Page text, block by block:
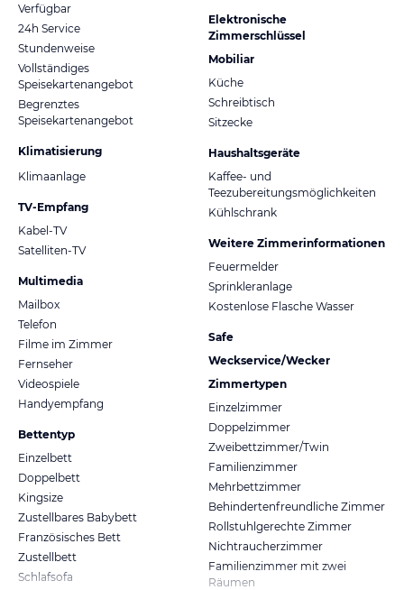
Verfügbar
24h Service
Stundenweise
Vollständiges
Speisekartenangebot
Begrenztes
Speisekartenangebot
Klimatisierung
Klimaanlage
TV-Empfang
Kabel-TV
Satelliten-TV
Multimedia
Mailbox
Telefon
Filme im Zimmer
Fernseher
Videospiele
Handyempfang
Bettentyp
Einzelbett
Doppelbett
Kingsize
Zustellbares Babybett
Französisches Bett
Zustellbett
Schlafsofa
Elektronische
Zimmerschlüssel
Mobiliar
Küche
Schreibtisch
Sitzecke
Haushaltsgeräte
Kaffee- und
Teezubereitungsmöglichkeiten
Kühlschrank
Weitere Zimmerinformationen
Feuermelder
Sprinkleranlage
Kostenlose Flasche Wasser
Safe
Weckservice/Wecker
Zimmertypen
Einzelzimmer
Doppelzimmer
Zweibettzimmer/Twin
Familienzimmer
Mehrbettzimmer
Behindertenfreundliche Zimmer
Rollstuhlgerechte Zimmer
Nichtraucherzimmer
Familienzimmer mit zwei
Räumen